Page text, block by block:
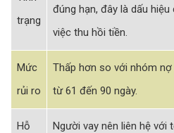
trạng
đúng hạn, đây là dấu
việc thu hồi tiền.
Mức
rủi ro
Thấp hơn so với nhóm
từ 61 đến 90 ngày.
Hỗ
Người vay nên liên hệ